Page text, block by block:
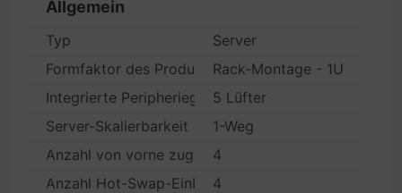
Allgemein
Typ
Server
Formfaktor des ProduktesRack-Montage - 1U
Integrierte Peripheriegeräte5 Lüfter
Server-Skalierbarkeit
1-Weg
Anzahl von vorne zugänglicher Einbauschächte
4
Anzahl Hot-Swap-Einbauschächte
4